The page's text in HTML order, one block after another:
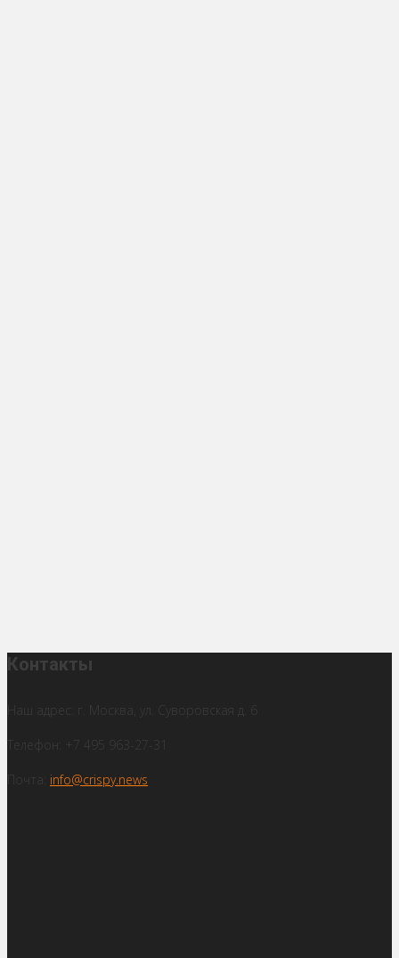
Контакты
Наш адрес: г. Москва, ул. Суворовская д. 6
Телефон: +7 495 963-27-31
Почта: info@crispy.news